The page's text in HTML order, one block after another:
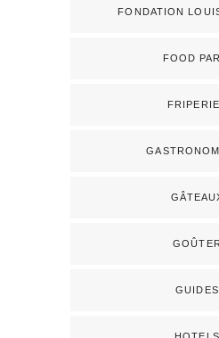
FONDATION
FOOD
GOÛTER
GUIDES